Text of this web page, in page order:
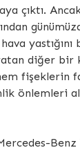
çıktı.
diğer bir
fişeklerin
önlemleri